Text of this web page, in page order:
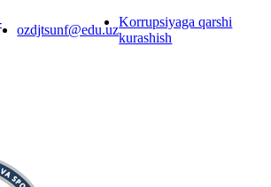
ozdjtsunf@edu.uz
Korrupsiyaga qarshi
kurashish